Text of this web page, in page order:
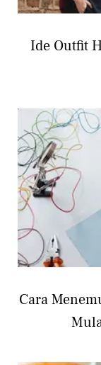
Ide Outfit
Cara